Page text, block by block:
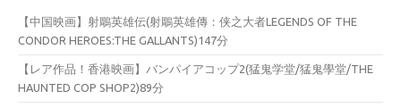
【中国映画】射鵰英雄伝(射鵰英雄傳：侠之大者LEGENDS OF THE
CONDOR HEROES:THE GALLANTS)147分
【レア作品！香港映画】バンパイアコップ2(猛鬼学堂/猛鬼學堂/THE
HAUNTED COP SHOP2)89分